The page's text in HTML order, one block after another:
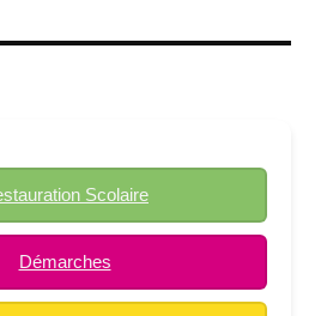
Scolaire
Démarches